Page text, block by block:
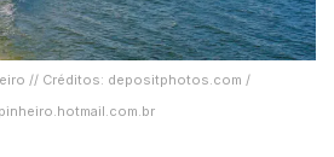
// Créditos: depositphotos.com /